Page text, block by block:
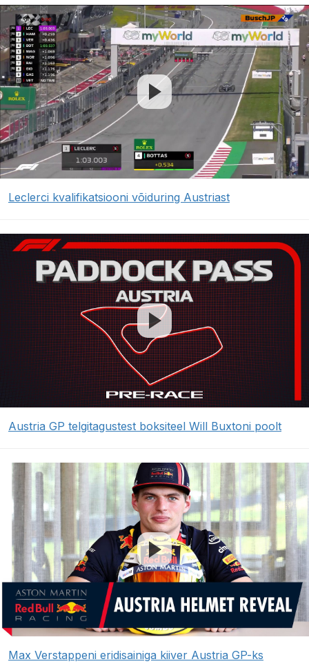
Leclerci kvalifikatsiooni võiduring Austriast
Austria GP telgitagustest boksiteel Will Buxtoni poolt
Max Verstappeni eridisainiga kiiver Austria GP-ks